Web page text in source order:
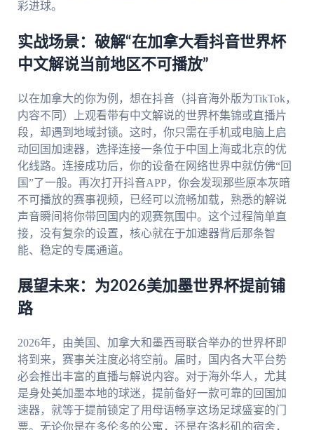
彩进球。
实战场景：破解“在加拿大看抖音世界杯
中文解说当前地区不可播放”
以在加拿大的你为例，想在抖音（抖音海外版为TikTok，
内容不同）上观看带有中文解说的世界杯集锦或直播片
段，却遇到地域封锁。这时，你只需在手机或电脑上启
动回国加速器，选择连接一条位于中国上海或北京的优
化线路。连接成功后，你的设备在网络世界中就仿佛“回
国”了一般。再次打开抖音APP，你会发现那些原本灰暗
不可播放的赛事视频，已经可以流畅加载，熟悉的解说
声音瞬间将你带回国内的观赛氛围中。这个过程简单直
接，没有复杂的设置，核心就在于加速器背后那条智
能、稳定的专属通道。
展望未来：为2026美加墨世界杯提前铺
路
2026年，由美国、加拿大和墨西哥联合举办的世界杯即
将到来，赛事关注度必将空前。届时，国内各大平台势
必会推出丰富的直播与解说内容。对于海外华人，尤其
是身处美加墨本地的球迷，提前备好一款可靠的回国加
速器，就等于提前锁定了用母语畅享这场足球盛宴的门
票。无论你是在多伦多的公寓，还是在洛杉矶的宿舍，